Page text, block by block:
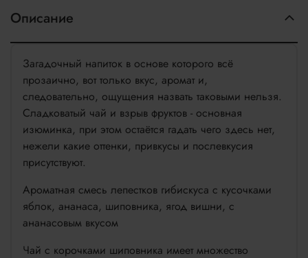
Описание
Загадочный напиток в основе которого всё
прозаично, вот только вкус, аромат и,
следовательно, ощущения назвать таковыми нельзя.
Сладковатый чай и взрыв фруктов - основная
изюминка, при этом остаётся гадать чего здесь нет,
нежели какие оттенки, привкусы и послевкусия
присутствуют.
Ароматная смесь лепестков гибискуса с кусочками
яблок, ананаса, шиповника, ягод вишни, с
ананасовым вкусом
Чай с корочками шиповника имеет множество